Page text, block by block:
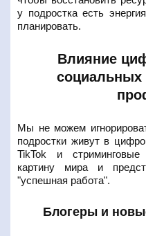
у подростка есть
планировать.
Влияние
социальных
Мы не можем
подростки живут в
TikTok и
картину мира и
"успешная работа".
Блогеры и